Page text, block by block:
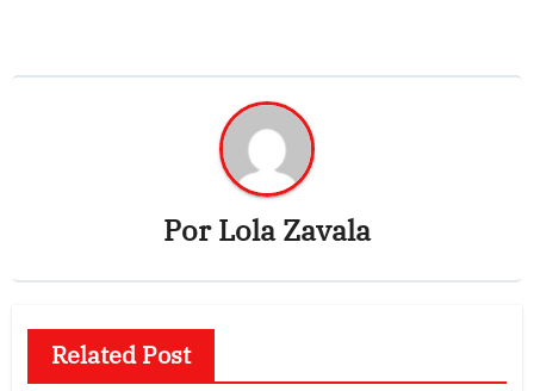
PorLola Zavala
Related Post